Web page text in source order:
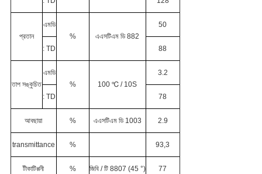
প্রতান
এমডি
%
এএসটিএম ডি 882
50
: TD 88
তাপ সঙ্কুচিত
এমডি
%
100 ℃ / 10S
3.2
: TD 78
আবছায়া % এএসটিএম ডি 1003 2.9
transmittance % 93,3
টীকাটিপ্পনী % জিবি / টি 8807 (45 °) 77